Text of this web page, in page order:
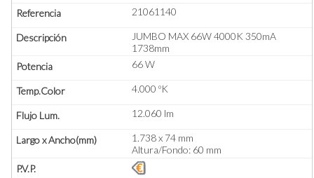
21061140
JUMBO MAX 66W 4000K 350mA
1738mm
66 W
4.000 ºK
12.060 lm
1.738 x 74 mm
Altura/Fondo: 60 mm